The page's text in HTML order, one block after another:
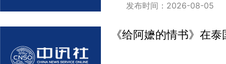
发布时间：2026-08-05
《给阿嬷的情书》在